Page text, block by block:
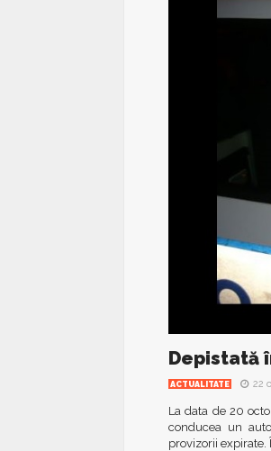
Depistată
ACTUALITATE 22
La data de 20
conducea un
provizorii expirate.